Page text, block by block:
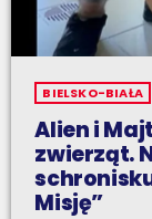
BIELSKO-BIAŁA
Alien i
zwierząt.
Misję”